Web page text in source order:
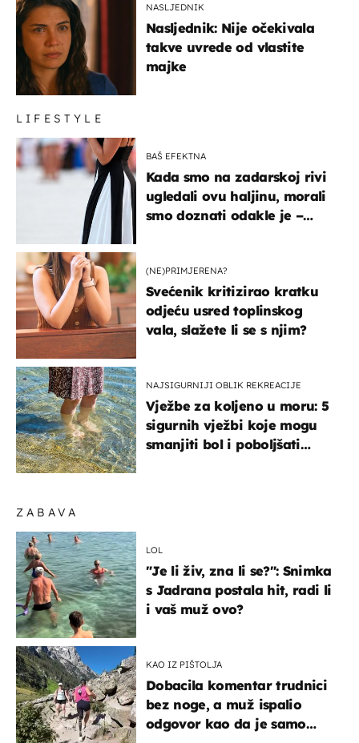
ZABAVA
LOL
"Je li živ, zna li se?": Snimka
s Jadrana postala hit, radi li
i vaš muž ovo?
KAO IZ PIŠTOLJA
Dobacila komentar trudnici
bez noge, a muž ispalio
odgovor kao da je samo
NASLJEDNIK
Nasljednik: Nije očekivala
takve uvrede od vlastite
majke
LIFESTYLE
BAŠ EFEKTNA
Kada smo na zadarskoj rivi
ugledali ovu haljinu, morali
smo doznati odakle je –
(NE)PRIMJERENA?
Svećenik kritizirao kratku
odjeću usred toplinskog
vala, slažete li se s njim?
NAJSIGURNIJI OBLIK REKREACIJE
Vježbe za koljeno u moru: 5
sigurnih vježbi koje mogu
smanjiti bol i poboljšati